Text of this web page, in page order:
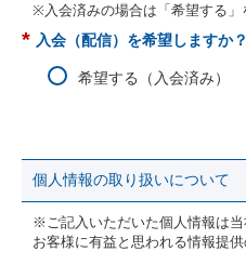
※入会済みの場合は「希望する」
* 入会（配信）を希望しますか？
希望する（入会済み）
個人情報の取り扱いについて
※ご記入いただいた個人情報は
お客様に有益と思われる情報提供